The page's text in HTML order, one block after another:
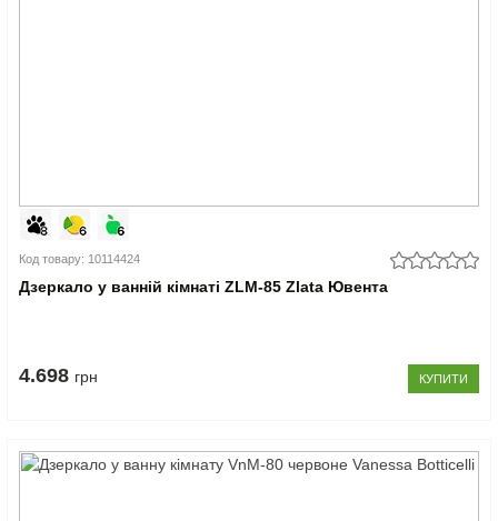
Код товару: 10114424
Дзеркало у ванній кімнаті ZLM-85 Zlata Ювента
4.698 грн КУПИТИ